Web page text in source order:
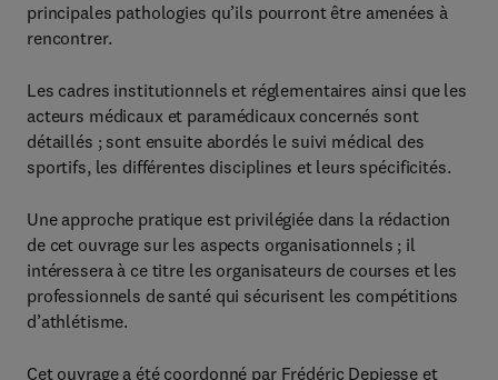
principales pathologies qu’ils pourront être amenées à
rencontrer.
Les cadres institutionnels et réglementaires ainsi que les
acteurs médicaux et paramédicaux concernés sont
détaillés ; sont ensuite abordés le suivi médical des
sportifs, les différentes disciplines et leurs spécificités.
Une approche pratique est privilégiée dans la rédaction
de cet ouvrage sur les aspects organisationnels ; il
intéressera à ce titre les organisateurs de courses et les
professionnels de santé qui sécurisent les compétitions
d’athlétisme.
Cet ouvrage a été coordonné par Frédéric Depiesse et